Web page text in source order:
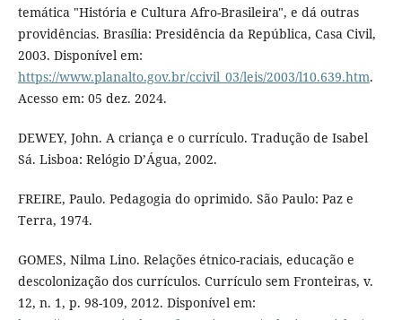
temática "História e Cultura Afro-Brasileira", e dá outras
providências. Brasília: Presidência da República, Casa Civil,
2003. Disponível em:
https://www.planalto.gov.br/ccivil_03/leis/2003/l10.639.htm.
Acesso em: 05 dez. 2024.
DEWEY, John. A criança e o currículo. Tradução de Isabel
Sá. Lisboa: Relógio D’Água, 2002.
FREIRE, Paulo. Pedagogia do oprimido. São Paulo: Paz e
Terra, 1974.
GOMES, Nilma Lino. Relações étnico-raciais, educação e
descolonização dos currículos. Currículo sem Fronteiras, v.
12, n. 1, p. 98-109, 2012. Disponível em: